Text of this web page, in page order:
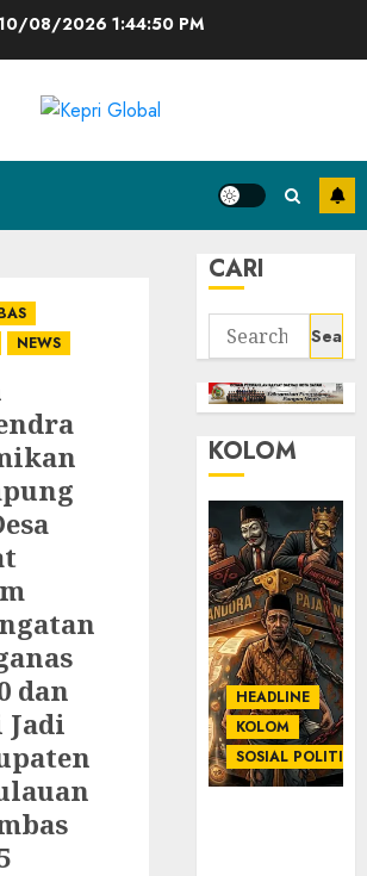
10/08/20261:44:51 PM
NEWS
dan
CARI
Search
for:
KOLOM
HEADLINE
KOLOM
SOSIAL POLITIK